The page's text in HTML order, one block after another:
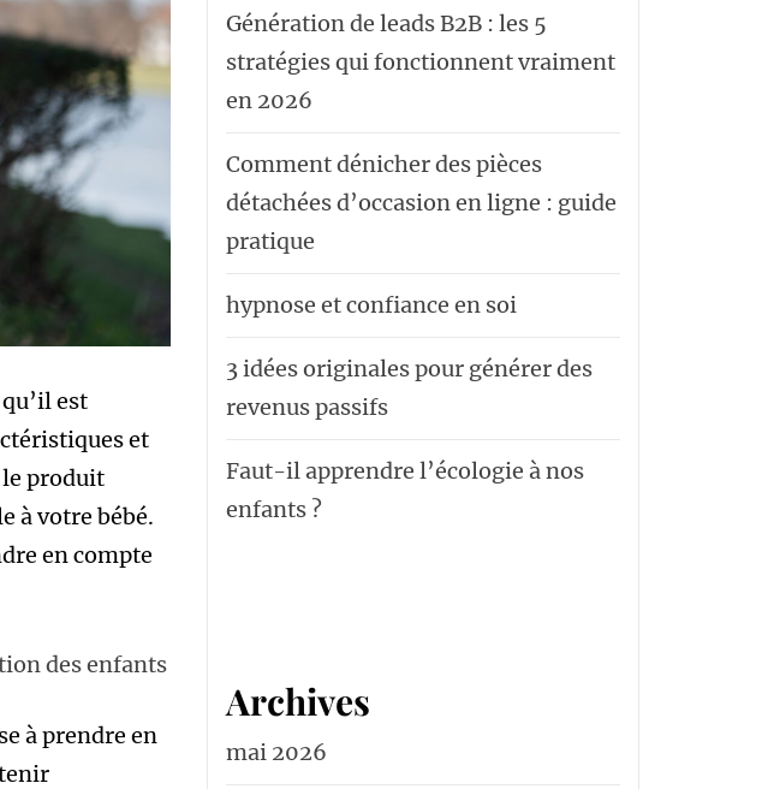
est
et
le produit
à votre bébé.
en compte
des enfants
à prendre en
Génération de leads B2B : les 5
stratégies qui fonctionnent vraiment
en 2026
Comment dénicher des pièces
détachées d’occasion en ligne : guide
pratique
hypnose et confiance en soi
3 idées originales pour générer des
revenus passifs
Faut-il apprendre l’écologie à nos
enfants ?
Archives
mai 2026